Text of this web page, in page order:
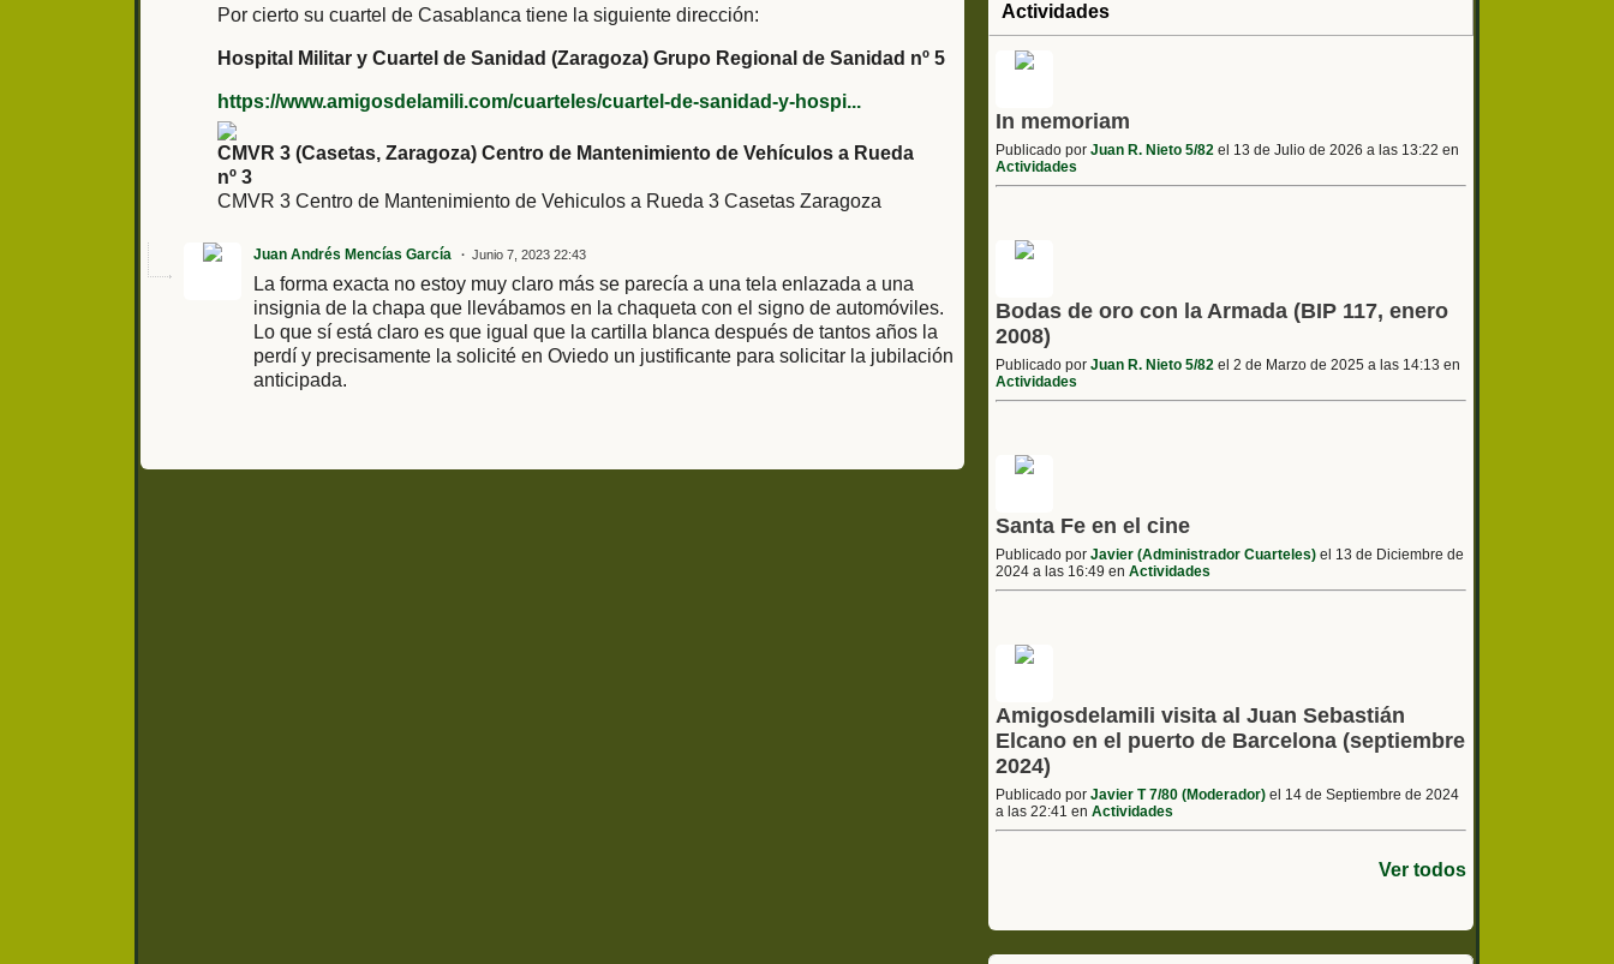
Por cierto su cuartel de Casablanca tiene la siguiente dirección:
Hospital Militar y Cuartel de Sanidad (Zaragoza) Grupo Regional de Sanidad nº 5
https://www.amigosdelamili.com/cuarteles/cuartel-de-sanidad-y-hospi...
CMVR 3 (Casetas, Zaragoza) Centro de Mantenimiento de Vehículos a Rueda
nº 3
CMVR 3 Centro de Mantenimiento de Vehiculos a Rueda 3 Casetas Zaragoza
Juan Andrés Mencías García Junio 7, 2023 22:43
La forma exacta no estoy muy claro más se parecía a una tela enlazada a una
insignia de la chapa que llevábamos en la chaqueta con el signo de automóviles.
Lo que sí está claro es que igual que la cartilla blanca después de tantos años la
perdí y precisamente la solicité en Oviedo un justificante para solicitar la jubilación
anticipada.
Actividades
In memoriam
Publicado porJuan R. Nieto 5/82 el 13 de Julio de 2026 a las 13:22 en
Actividades
Bodas de oro con la Armada (BIP 117, enero
2008)
Publicado porJuan R. Nieto 5/82 el 2 de Marzo de 2025 a las 14:13 en
Actividades
Santa Fe en el cine
Publicado porJavier (Administrador Cuarteles) el 13 de Diciembre de
2024 a las 16:49 enActividades
Amigosdelamili visita al Juan Sebastián
Elcano en el puerto de Barcelona (septiembre
2024)
Publicado porJavier T 7/80 (Moderador) el 14 de Septiembre de 2024
a las 22:41 enActividades
Ver todos